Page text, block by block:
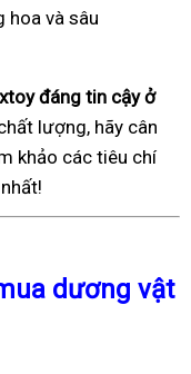
hoa và sâu
đáng tin cậy ở
lượng, hãy cân
khảo các tiêu chí
dương vật